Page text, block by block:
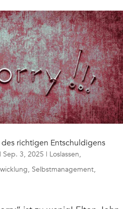
des richtigen Entschuldigens
Sep. 3, 2025 | Loslassen,
, Selbstmanagement,